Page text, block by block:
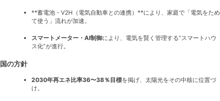
**蓄電池・V2H（電気自動車との連携）**により、家庭で「電気をため
て使う」流れが加速。
スマートメーター・AI制御により、電気を賢く管理する“スマートハウ
ス化”が進行。
国の方針
2030年再エネ比率36〜38％目標を掲げ、太陽光をその中核に位置づ
け。